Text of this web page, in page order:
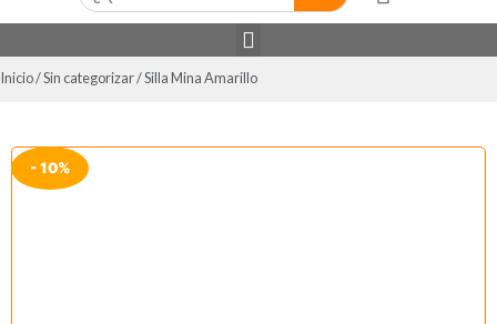
Inicio/Sin categorizar/ Silla Mina Amarillo
- 10%